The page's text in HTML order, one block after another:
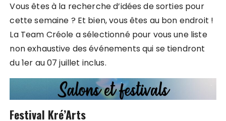
Vous êtes à la recherche d’idées de sorties pour
cette semaine ? Et bien, vous êtes au bon endroit !
La Team Créole a sélectionné pour vous une liste
non exhaustive des événements qui se tiendront
du 1er au 07 juillet inclus.
Festival Kré’Arts